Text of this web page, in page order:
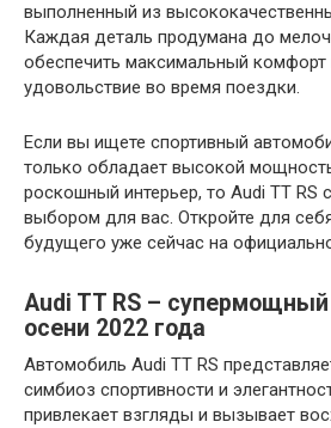
выполненный из
Каждая деталь продумана до
обеспечить максимальный комфорт
удовольствие во время поездки.
Если вы ищете спортивный
только обладает высокой
роскошный интерьер, то Audi TT RS
выбором для вас. Откройте для
будущего уже сейчас на
Audi TT RS –
осени 2022 года
Автомобиль Audi TT RS
симбиоз спортивности и
привлекает взгляды и вызывает